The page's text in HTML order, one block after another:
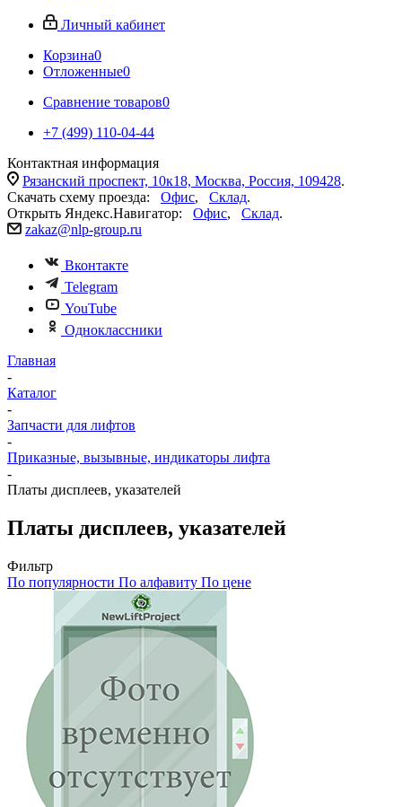
Личный кабинет
Корзина0
Отложенные0
Сравнение товаров0
+7 (499) 110-04-44
Контактная информация
Рязанский проспект, 10к18, Москва, Россия, 109428.
Скачать схему проезда: Офис, Склад.
Открыть Яндекс.Навигатор: Офис, Склад.
zakaz@nlp-group.ru
Вконтакте
Telegram
YouTube
Одноклассники
Главная
-
Каталог
-
Запчасти для лифтов
-
Приказные, вызывные, индикаторы лифта
-
Платы дисплеев, указателей
Платы дисплеев, указателей
Фильтр
По популярности По алфавиту По цене